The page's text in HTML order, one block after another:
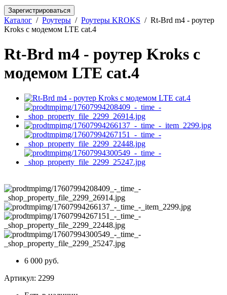
Зарегистрироваться
Каталог / Роутеры / Роутеры KROKS / Rt-Brd m4 - роутер
Kroks с модемом LTE cat.4
Rt-Brd m4 - роутер Kroks с
модемом LTE cat.4
6 000 руб.
Артикул: 2299